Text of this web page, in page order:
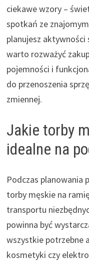
ciekawe wzory –
spotkań ze
planujesz
warto rozważyć
pojemności i
do przenoszenia
zmiennej.
Jakie torby
idealne na
Podczas planowania
torby męskie na
transportu
powinna być
wszystkie potrzebne
kosmetyki czy